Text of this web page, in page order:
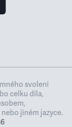
svolení
celku díla,
jiném jazyce.